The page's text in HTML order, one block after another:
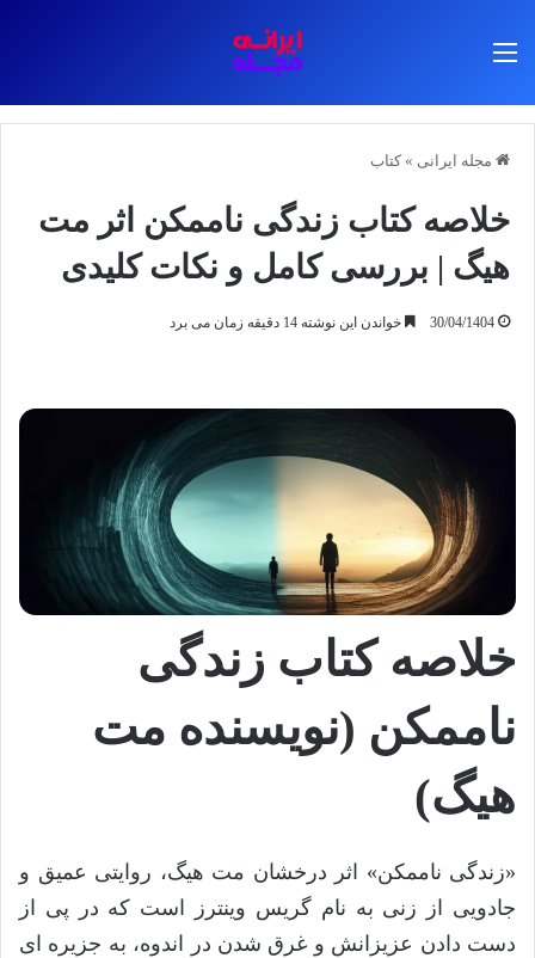
مجله ایرانی » کتاب
خلاصه کتاب زندگی ناممکن اثر مت
هیگ | بررسی کامل و نکات کلیدی
30/04/1404 خواندن این نوشته 14 دقیقه زمان می برد
خلاصه کتاب زندگی
ناممکن (نویسنده مت
هیگ)
«زندگی ناممکن» اثر درخشان مت هیگ، روایتی عمیق و
جادویی از زنی به نام گریس وینترز است که در پی از
دست دادن عزیزانش و غرق شدن در اندوه، به جزیره ای